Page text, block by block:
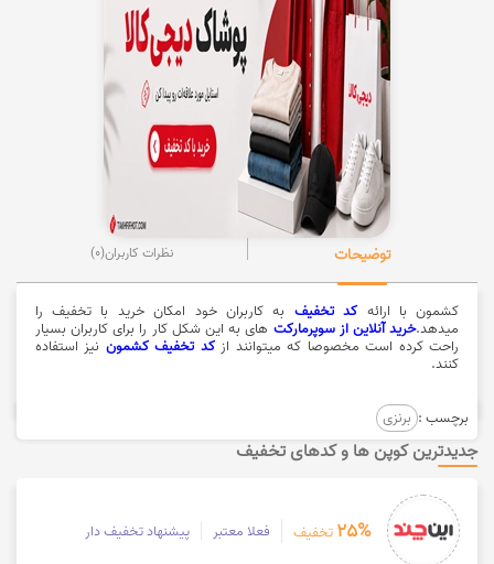
توضیحات نظرات کاربران(0)
کشمون با ارائه کد تخفیف به کاربران خود امکان خرید با تخفیف را
میدهد.خرید آنلاین از سوپرمارکت های به این شکل کار را برای کاربران بسیار
راحت کرده است مخصوصا که میتوانند ازکد تخفیف کشمون نیز استفاده
کنند.
برچسب : برنزی
جدیدترین کوپن ها و کدهای تخفیف
25% تخفیف فعلا معتبر پیشنهاد تخفیف دار